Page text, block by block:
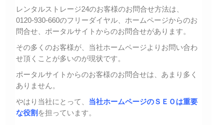
レンタルストレージ24のお客様のお問合せ方法は、
0120-930-660のフリーダイヤル、ホームページからのお
問合せ、ポータルサイトからのお問合せがあります。
その多くのお客様が、当社ホームページよりお問い合わ
せ頂くことが多いのが現状です。
ポータルサイトからのお客様のお問合せは、あまり多く
ありません。
やはり当社にとって、 当社ホームページのＳＥＯは重要
な役割 を担っています。